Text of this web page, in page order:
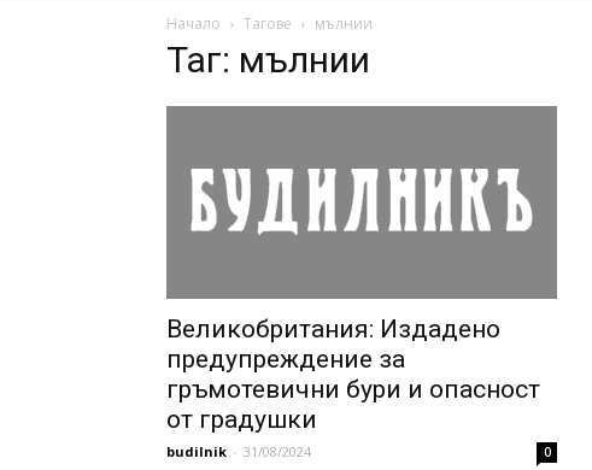
Начало Тагове мълнии
Таг: мълнии
Великобритания: Издадено
предупреждение за
гръмотевични бури и опасност
от градушки
budilnik - 31/08/2024 0